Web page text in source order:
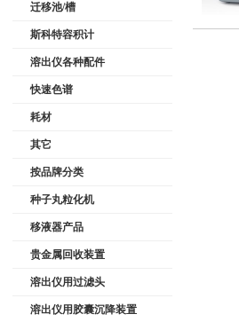
迁移池/槽
斯科特容积计
溶出仪各种配件
快速色谱
耗材
其它
按品牌分类
种子丸粒化机
移液器产品
贵金属回收装置
溶出仪用过滤头
溶出仪用胶囊沉降装置